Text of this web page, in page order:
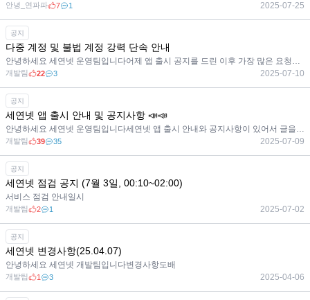
안녕_연파파 7 1 2025-07-25
공지
다중 계정 및 불법 계정 강력 단속 안내
안녕하세요 세연넷 운영팀입니다어제 앱 출시 공지를 드린 이후 가장 많은 요청이 있었던
개발팀 22 3 2025-07-10
공지
세연넷 앱 출시 안내 및 공지사항 📣📣
안녕하세요 세연넷 운영팀입니다세연넷 앱 출시 안내와 공지사항이 있어서 글을 쓰게 되었습
개발팀 39 35 2025-07-09
공지
세연넷 점검 공지 (7월 3일, 00:10~02:00)
서비스 점검 안내일시
개발팀 2 1 2025-07-02
공지
세연넷 변경사항(25.04.07)
안녕하세요 세연넷 개발팀입니다변경사항도배
개발팀 1 3 2025-04-06